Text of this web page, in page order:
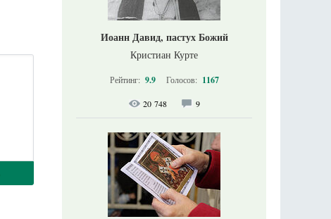
Иоанн Давид, пастух Божий
Кристиан Курте
Рейтинг: 9.9 Голосов: 1167
20 748 9